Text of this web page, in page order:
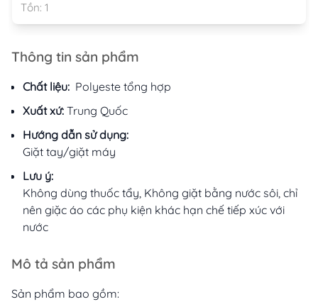
Tồn: 1
Thông tin sản phẩm
Chất liệu: Polyeste tổng hợp
Xuất xứ: Trung Quốc
Hướng dẫn sử dụng:
Giặt tay/giặt máy
Lưu ý:
Không dùng thuốc tẩy, Không giặt bằng nước sôi, chỉ
nên giặc áo các phụ kiện khác hạn chế tiếp xúc với
nước
Mô tả sản phẩm
Sản phẩm bao gồm: